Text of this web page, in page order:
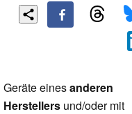
Geräte einesanderen
Herstellers und/oder mit